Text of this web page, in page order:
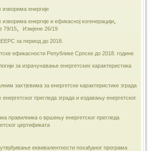
енергије
енергије и ефикасној когенерацији,
79/15, Измјене 26/19
за период до 2018.
ефикасности Републике Српске до 2018. године
за израчунавање енергетских карактеристика
захтјевима за енергетске карактеристике зграда
прегледа зграда и издавању енергетског
правилника о вршењу енергетског прегледа
цертификата
еквивалентности похађаног програма